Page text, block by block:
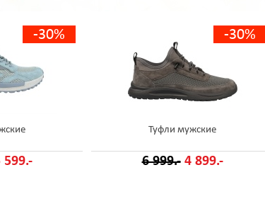
-30%
599.-
-30%
Туфли мужские
6 999.- 4 899.-